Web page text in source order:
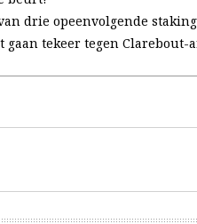
drie opeenvolgende
gaan tekeer tegen Clarebout-